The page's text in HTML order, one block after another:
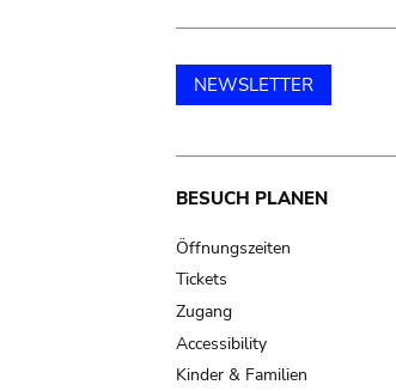
NEWSLETTER
Main
navigation
BESUCH PLANEN
Öffnungszeiten
Tickets
Zugang
Accessibility
Kinder & Familien